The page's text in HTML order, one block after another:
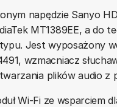
napędzie Sanyo
MT1389EE, a do
Jest wyposażony
wzmacniacz
plików audio z
Wi-Fi ze wsparciem